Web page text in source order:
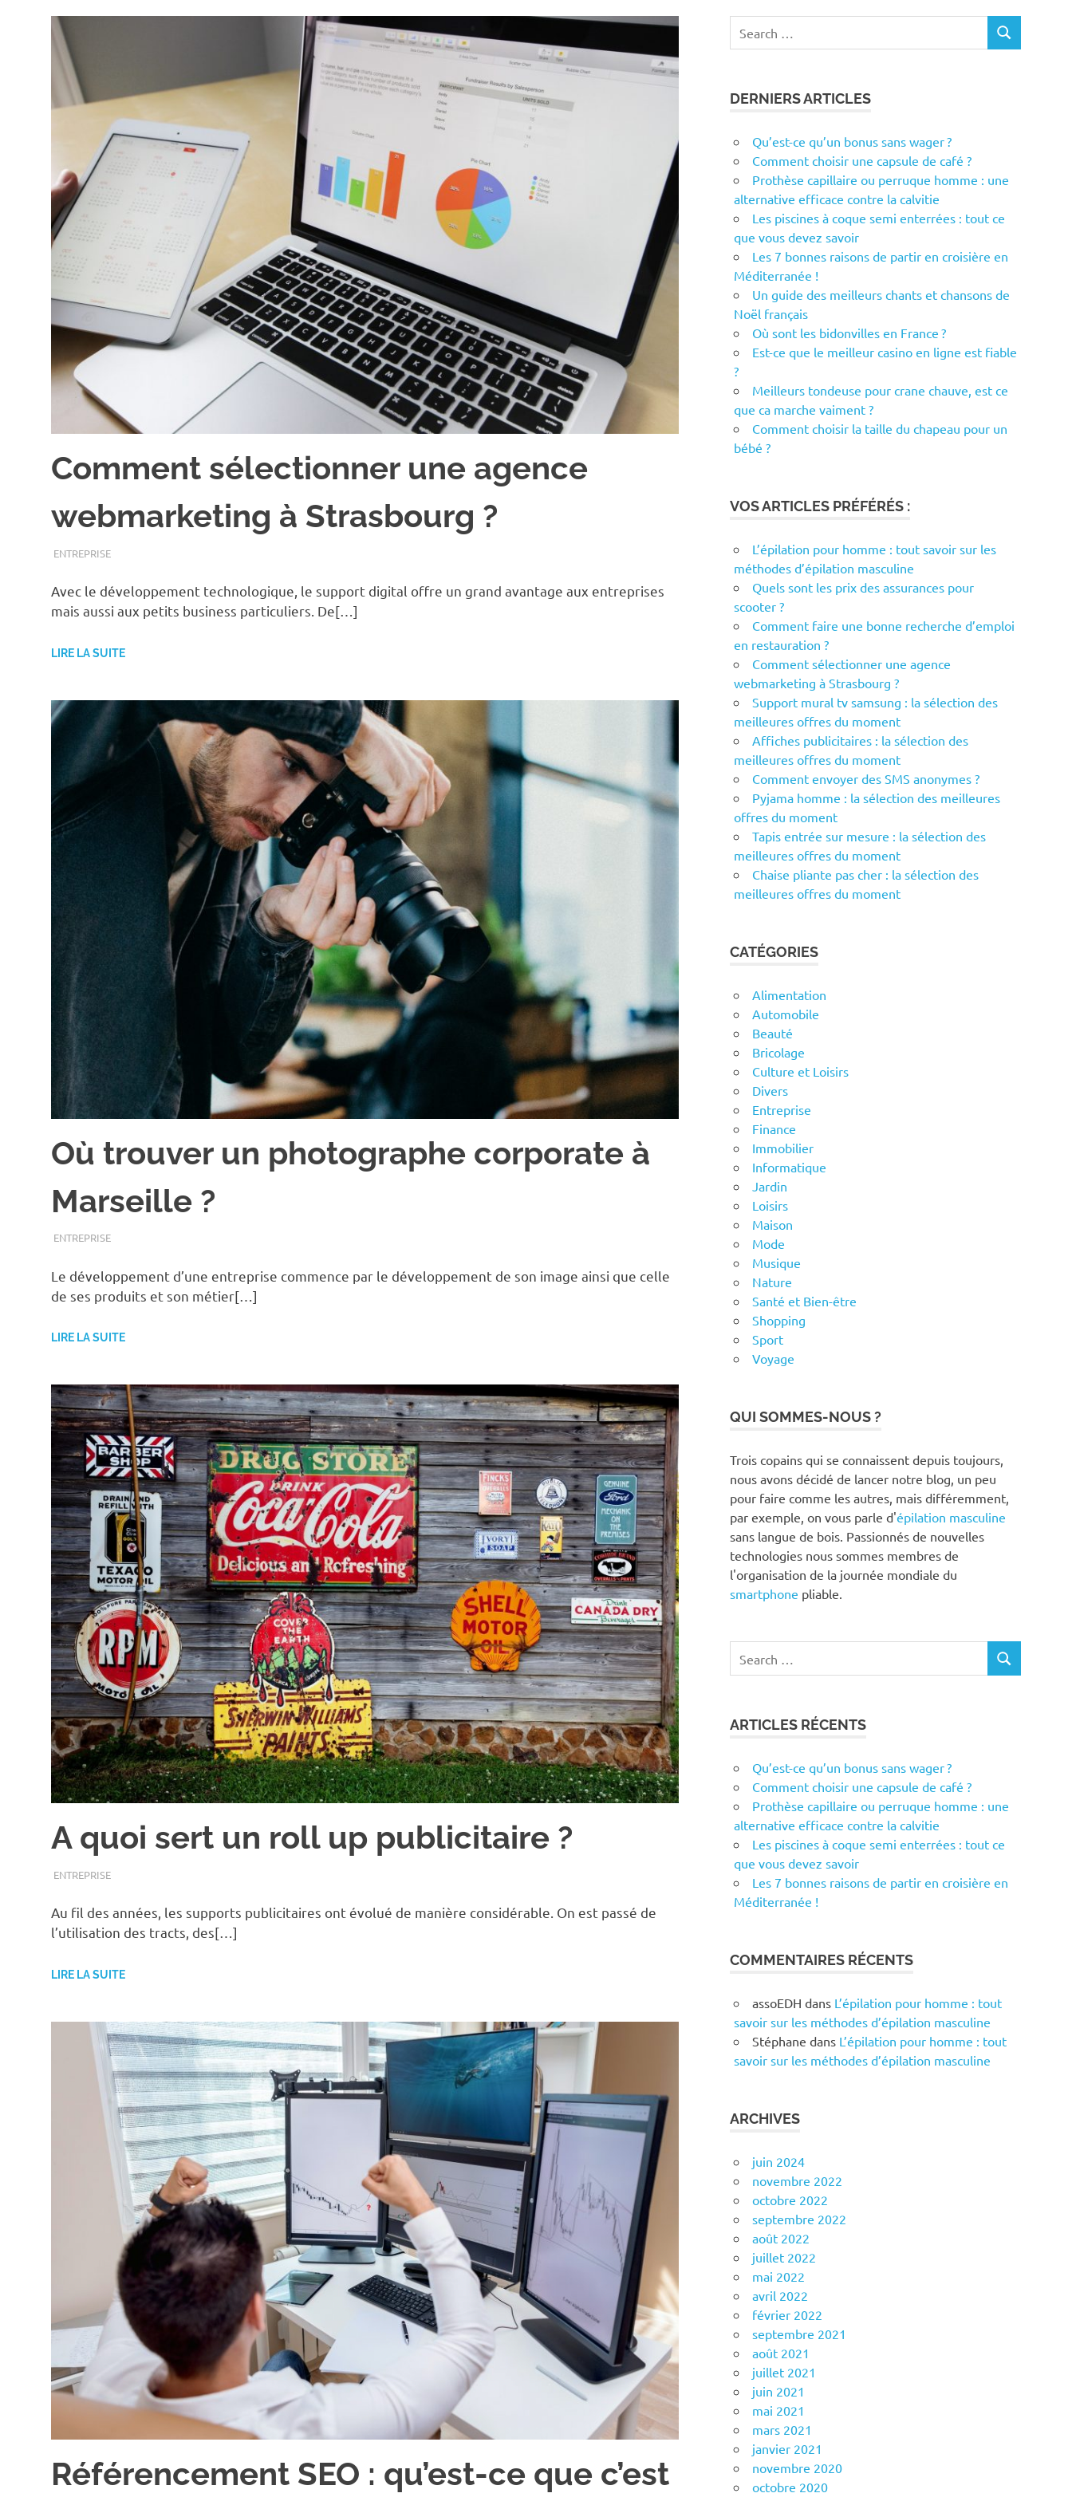
Comment sélectionner une agence
webmarketing à Strasbourg ?
MAI 31, 2022
ASSOEDH
ENTREPRISE
Avec le développement technologique, le support digital offre un grand avantage aux entreprises
mais aussi aux petits business particuliers. De[…]
LIRE LA SUITE
Où trouver un photographe corporate à
Marseille ?
FÉVRIER 15, 2022
ASSOEDH
ENTREPRISE
Le développement d’une entreprise commence par le développement de son image ainsi que celle
de ses produits et son métier[…]
LIRE LA SUITE
A quoi sert un roll up publicitaire ?
MAI 30, 2021
ASSOEDH
ENTREPRISE
Au fil des années, les supports publicitaires ont évolué de manière considérable. On est passé de
l’utilisation des tracts, des[…]
LIRE LA SUITE
Référencement SEO : qu’est-ce que c’est
for:
SEARCH
DERNIERS ARTICLES
Qu’est-ce qu’un bonus sans wager ?
Comment choisir une capsule de café ?
Prothèse capillaire ou perruque homme : une
alternative efficace contre la calvitie
Les piscines à coque semi enterrées : tout ce
que vous devez savoir
Les 7 bonnes raisons de partir en croisière en
Méditerranée !
Un guide des meilleurs chants et chansons de
Noël français
Où sont les bidonvilles en France ?
Est-ce que le meilleur casino en ligne est fiable
?
Meilleurs tondeuse pour crane chauve, est ce
que ca marche vaiment ?
Comment choisir la taille du chapeau pour un
bébé ?
VOS ARTICLES PRÉFÉRÉS :
L’épilation pour homme : tout savoir sur les
méthodes d’épilation masculine
Quels sont les prix des assurances pour
scooter ?
Comment faire une bonne recherche d’emploi
en restauration ?
Comment sélectionner une agence
webmarketing à Strasbourg ?
Support mural tv samsung : la sélection des
meilleures offres du moment
Affiches publicitaires : la sélection des
meilleures offres du moment
Comment envoyer des SMS anonymes ?
Pyjama homme : la sélection des meilleures
offres du moment
Tapis entrée sur mesure : la sélection des
meilleures offres du moment
Chaise pliante pas cher : la sélection des
meilleures offres du moment
CATÉGORIES
Alimentation
Automobile
Beauté
Bricolage
Culture et Loisirs
Divers
Entreprise
Finance
Immobilier
Informatique
Jardin
Loisirs
Maison
Mode
Musique
Nature
Santé et Bien-être
Shopping
Sport
Voyage
QUI SOMMES-NOUS ?
Trois copains qui se connaissent depuis toujours,
nous avons décidé de lancer notre blog, un peu
pour faire comme les autres, mais différemment,
par exemple, on vous parle d'épilation masculine
sans langue de bois. Passionnés de nouvelles
technologies nous sommes membres de
l'organisation de la journée mondiale du
smartphone pliable.
for:
SEARCH
ARTICLES RÉCENTS
Qu’est-ce qu’un bonus sans wager ?
Comment choisir une capsule de café ?
Prothèse capillaire ou perruque homme : une
alternative efficace contre la calvitie
Les piscines à coque semi enterrées : tout ce
que vous devez savoir
Les 7 bonnes raisons de partir en croisière en
Méditerranée !
COMMENTAIRES RÉCENTS
assoEDH dans L’épilation pour homme : tout
savoir sur les méthodes d’épilation masculine
Stéphane dans L’épilation pour homme : tout
savoir sur les méthodes d’épilation masculine
ARCHIVES
juin 2024
novembre 2022
octobre 2022
septembre 2022
août 2022
juillet 2022
mai 2022
avril 2022
février 2022
septembre 2021
août 2021
juillet 2021
juin 2021
mai 2021
mars 2021
janvier 2021
novembre 2020
octobre 2020